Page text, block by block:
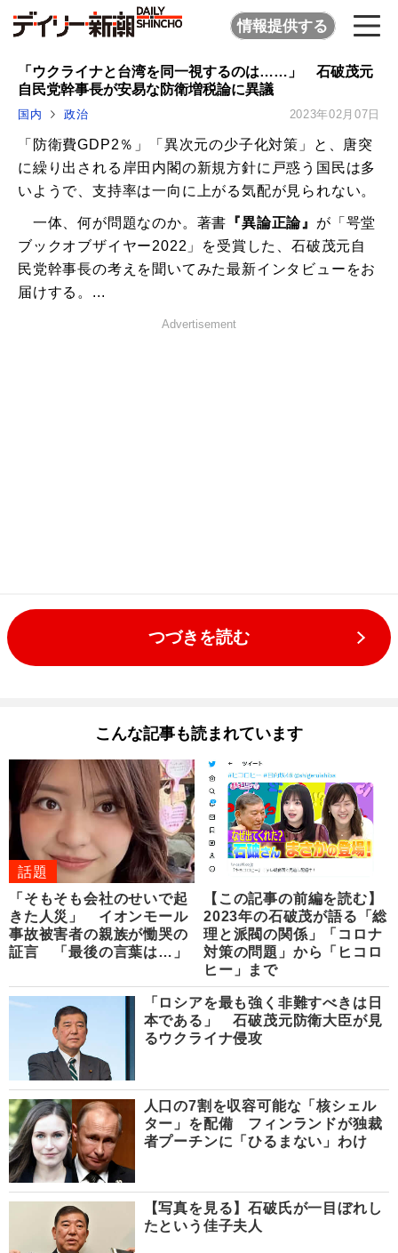
情報提供する
「ウクライナと台湾を同一視するのは……」 石破茂元
自民党幹事長が安易な防衛増税論に異議
国内 政治 2023年02月07日
「防衛費GDP2％」「異次元の少子化対策」と、唐突
に繰り出される岸田内閣の新規方針に戸惑う国民は多
いようで、支持率は一向に上がる気配が見られない。
一体、何が問題なのか。著書 『異論正論』 が「咢堂
ブックオブザイヤー2022」を受賞した、石破茂元自
民党幹事長の考えを聞いてみた最新インタビューをお
届けする。...
Advertisement
つづきを読む
こんな記事も読まれています
話題
「そもそも会社のせいで起
きた人災」 イオンモール
事故被害者の親族が慟哭の
証言 「最後の言葉は…」
【この記事の前編を読む】
2023年の石破茂が語る「総
理と派閥の関係」「コロナ
対策の問題」から「ヒコロ
ヒー」まで
「ロシアを最も強く非難すべきは日
本である」 石破茂元防衛大臣が見
るウクライナ侵攻
人口の7割を収容可能な「核シェル
ター」を配備 フィンランドが独裁
者プーチンに「ひるまない」わけ
【写真を見る】石破氏が一目ぼれし
たという佳子夫人